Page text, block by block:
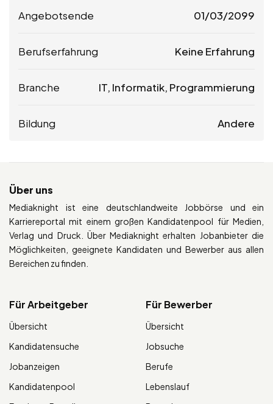
Angebotsende 01/03/2099
Berufserfahrung Keine Erfahrung
Branche IT, Informatik, Programmierung
Bildung Andere
Über uns
Mediaknight ist eine deutschlandweite Jobbörse und ein
Karriereportal mit einem großen Kandidatenpool für Medien,
Verlag und Druck. Über Mediaknight erhalten Jobanbieter die
Möglichkeiten, geeignete Kandidaten und Bewerber aus allen
Bereichen zu finden.
Für Arbeitgeber
Übersicht
Kandidatensuche
Jobanzeigen
Kandidatenpool
Für Bewerber
Übersicht
Jobsuche
Berufe
Lebenslauf